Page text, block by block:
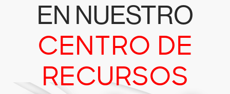
EN NUESTRO
CENTRO DE
RECURSOS